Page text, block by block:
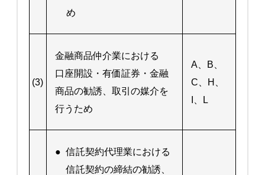
め
(3)
金融商品仲介業における
口座開設・有価証券・金融
商品の勧誘、取引の媒介を
行うため
A、B、
C、H、
I、L
● 信託契約代理業における
信託契約の締結の勧誘、